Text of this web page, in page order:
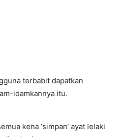
terbabit dapatkan
idamkannya itu.
kena ‘simpan’ ayat lelaki